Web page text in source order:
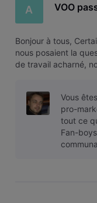
A VOO
Bonjour à tous,
nous posaient la
de travail acharné,
premiers
Vous
pro-
tout ce
Fan-